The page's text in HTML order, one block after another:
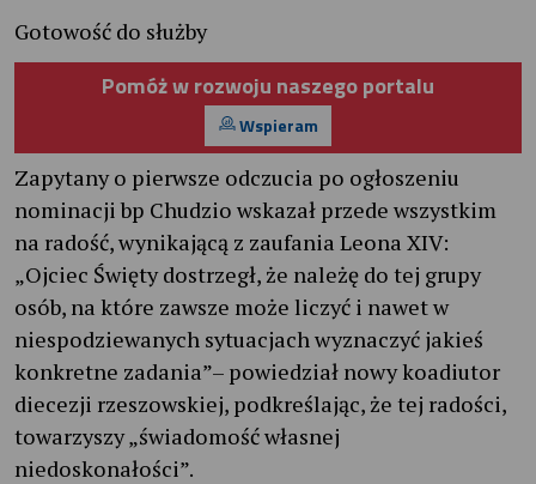
Gotowość do służby
Pomóż w rozwoju naszego portalu
Wspieram
Zapytany o pierwsze odczucia po ogłoszeniu
nominacji bp Chudzio wskazał przede wszystkim
na radość, wynikającą z zaufania Leona XIV:
„Ojciec Święty dostrzegł, że należę do tej grupy
osób, na które zawsze może liczyć i nawet w
niespodziewanych sytuacjach wyznaczyć jakieś
konkretne zadania”– powiedział nowy koadiutor
diecezji rzeszowskiej, podkreślając, że tej radości,
towarzyszy „świadomość własnej
niedoskonałości”.